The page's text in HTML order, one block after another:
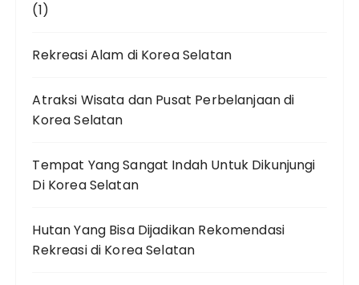
(1)
Rekreasi Alam di Korea Selatan
Atraksi Wisata dan Pusat Perbelanjaan di
Korea Selatan
Tempat Yang Sangat Indah Untuk Dikunjungi
Di Korea Selatan
Hutan Yang Bisa Dijadikan Rekomendasi
Rekreasi di Korea Selatan